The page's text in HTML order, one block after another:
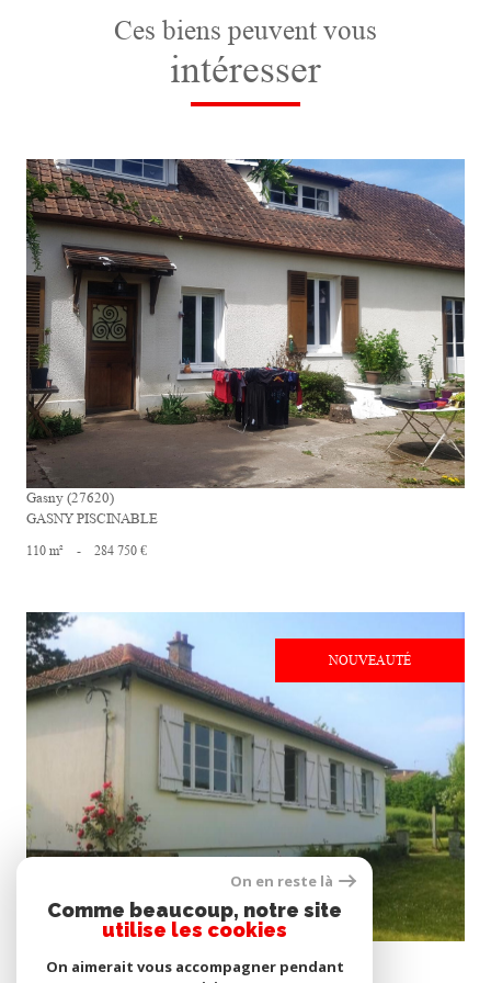
Ces biens peuvent vous
intéresser
voir le bien
Gasny (27620)
GASNY PISCINABLE
110 m² - 284 750 €
NOUVEAUTÉ
voir le bien
5 CHAMBRES
On en reste là
Comme beaucoup, notre site
utilise les cookies
On aimerait vous accompagner pendant